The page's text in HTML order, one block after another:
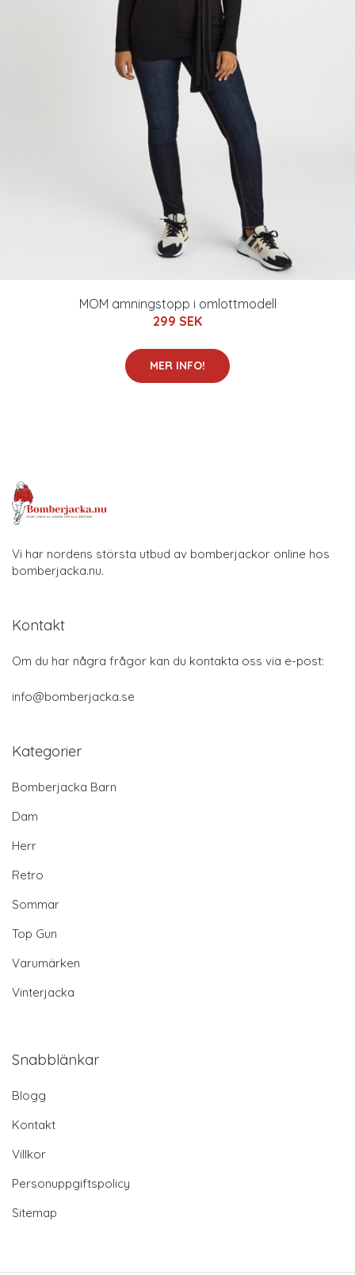
MOM amningstopp i omlottmodell
299 SEK
MER INFO!
Vi har nordens största utbud av bomberjackor online hos
bomberjacka.nu.
Kontakt
Om du har några frågor kan du kontakta oss via e-post:
info@bomberjacka.se
Kategorier
Bomberjacka Barn
Dam
Herr
Retro
Sommar
Top Gun
Varumärken
Vinterjacka
Snabblänkar
Blogg
Kontakt
Villkor
Personuppgiftspolicy
Sitemap